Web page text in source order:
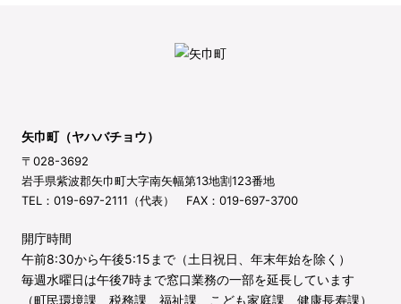
矢巾町（ヤハバチョウ）
〒028-3692
岩手県紫波郡矢巾町大字南矢幅第13地割123番地
TEL：019-697-2111（代表） FAX：019-697-3700
開庁時間
午前8:30から午後5:15まで（土日祝日、年末年始を除く）
毎週水曜日は午後7時まで窓口業務の一部を延長しています
（町民環境課、税務課、福祉課、こども家庭課、健康長寿課）